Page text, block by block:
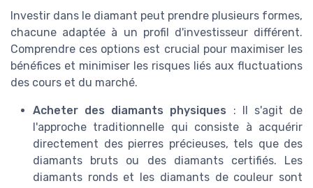
Investir dans le diamant peut prendre plusieurs formes,
chacune adaptée à un profil d'investisseur différent.
Comprendre ces options est crucial pour maximiser les
bénéfices et minimiser les risques liés aux fluctuations
des cours et du marché.
Acheter des diamants physiques : Il s'agit de
l'approche traditionnelle qui consiste à acquérir
directement des pierres précieuses, tels que des
diamants bruts ou des diamants certifiés. Les
diamants ronds et les diamants de couleur sont